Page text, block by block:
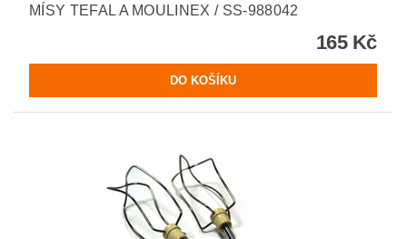
MÍSY TEFAL A MOULINEX / SS-988042
165 Kč